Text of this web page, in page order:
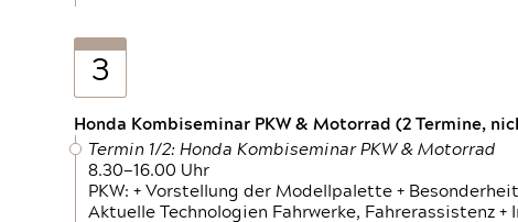
3
Honda Kombiseminar PKW & Motorrad (2 Termine,
Termin 1/2: Honda Kombiseminar PKW & Motorrad
8.30—16.00 Uhr
PKW: + Vorstellung der Modellpalette +
Aktuelle Technologien Fahrwerke, Fahrerassistenz